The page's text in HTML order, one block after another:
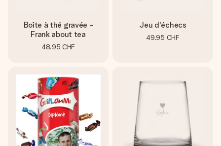
Boîte à thé gravée -
Frank about tea
48.95 CHF
Jeu d'échecs
49.95 CHF